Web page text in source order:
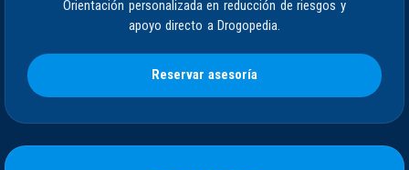
Orientación personalizada en reducción de riesgos y
apoyo directo a Drogopedia.
Reservar asesoría